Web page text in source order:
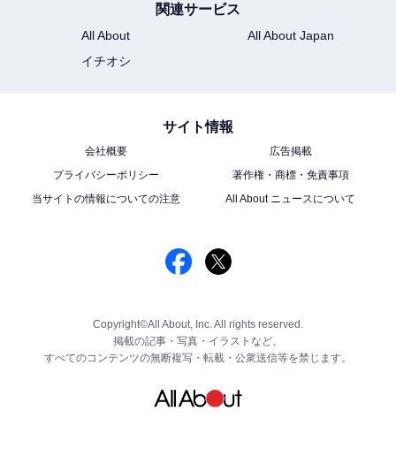
関連サービス
All About
All About Japan
イチオシ
サイト情報
会社概要
広告掲載
プライバシーポリシー
著作権・商標・免責事項
当サイトの情報についての注意
All About ニュースについて
Copyright©All About, Inc. All rights reserved.
掲載の記事・写真・イラストなど、
すべてのコンテンツの無断複写・転載・公衆送信等を禁じます。